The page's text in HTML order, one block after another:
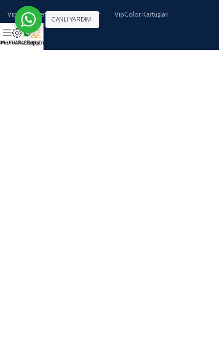
VipColor Renkli Barkod Yazıcılar
VipColor Kartuşları
CANLI YARDIM
Menu
ÜRÜNLERİMİZ
Whatsapp
İletişim